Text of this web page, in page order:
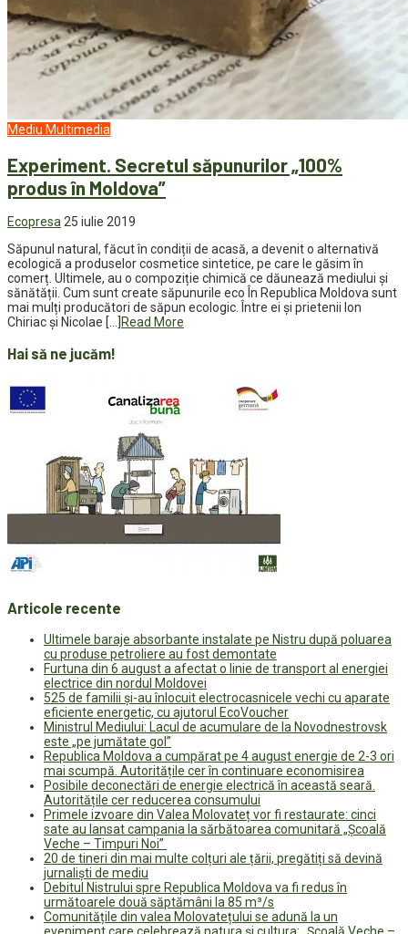
Mediu Multimedia
Experiment. Secretul săpunurilor „100%
produs în Moldova”
Ecopresa25 iulie 2019
Săpunul natural, făcut în condiții de acasă, a devenit o alternativă
ecologică a produselor cosmetice sintetice, pe care le găsim în
comerț. Ultimele, au o compoziție chimică ce dăunează mediului și
sănătății. Cum sunt create săpunurile eco În Republica Moldova sunt
mai mulți producători de săpun ecologic. Între ei şi prietenii Ion
Chiriac și Nicolae […] Read More
Hai să ne jucăm!
Articole recente
Ultimele baraje absorbante instalate pe Nistru după poluarea
cu produse petroliere au fost demontate
Furtuna din 6 august a afectat o linie de transport al energiei
electrice din nordul Moldovei
525 de familii și-au înlocuit electrocasnicele vechi cu aparate
eficiente energetic, cu ajutorul EcoVoucher
Ministrul Mediului: Lacul de acumulare de la Novodnestrovsk
este „pe jumătate gol”
Republica Moldova a cumpărat pe 4 august energie de 2-3 ori
mai scumpă. Autoritățile cer în continuare economisirea
Posibile deconectări de energie electrică în această seară.
Autoritățile cer reducerea consumului
Primele izvoare din Valea Molovateț vor fi restaurate: cinci
sate au lansat campania la sărbătoarea comunitară „Școală
Veche – Timpuri Noi”
20 de tineri din mai multe colțuri ale țării, pregătiți să devină
jurnaliști de mediu
Debitul Nistrului spre Republica Moldova va fi redus în
următoarele două săptămâni la 85 m³/s
Comunitățile din valea Molovatețului se adună la un
eveniment care celebrează natura și cultura: „Școală Veche –